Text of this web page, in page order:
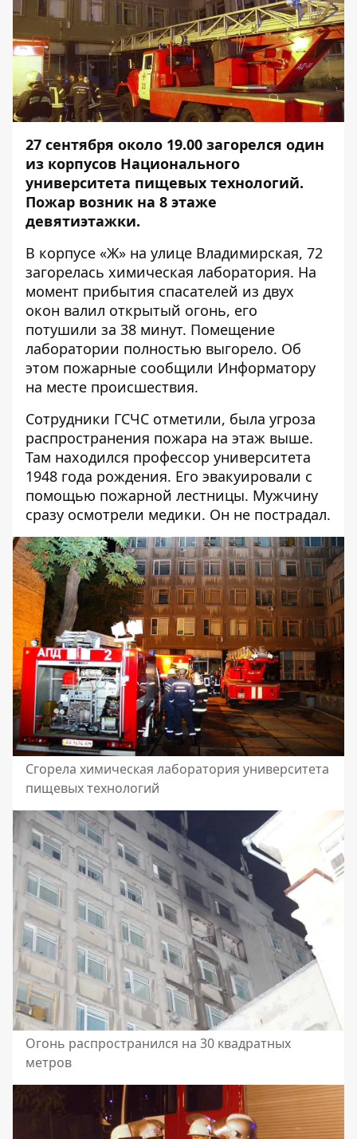
27 сентября около 19.00 загорелся один
из корпусов Национального
университета пищевых технологий.
Пожар возник на 8 этаже
девятиэтажки.
В корпусе «Ж» на улице Владимирская, 72
загорелась химическая лаборатория. На
момент прибытия спасателей из двух
окон валил открытый огонь, его
потушили за 38 минут. Помещение
лаборатории полностью выгорело. Об
этом пожарные сообщили Информатору
на месте происшествия.
Сотрудники ГСЧС отметили, была угроза
распространения пожара на этаж выше.
Там находился профессор университета
1948 года рождения. Его эвакуировали с
помощью пожарной лестницы. Мужчину
сразу осмотрели медики. Он не пострадал.
Сгорела химическая лаборатория университета
пищевых технологий
Огонь распространился на 30 квадратных
метров